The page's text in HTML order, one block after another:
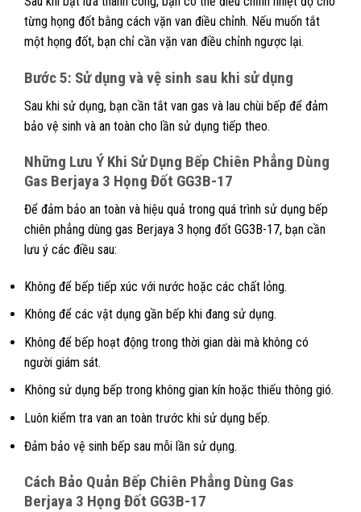
từng họng đốt bằng cách vặn van điều chỉnh. Nếu muốn tắt
một họng đốt, bạn chỉ cần vặn van điều chỉnh ngược lại.
Bước 5: Sử dụng và vệ sinh sau khi sử dụng
Sau khi sử dụng, bạn cần tắt van gas và lau chùi bếp để đảm
bảo vệ sinh và an toàn cho lần sử dụng tiếp theo.
Những Lưu Ý Khi Sử Dụng Bếp Chiên Phẳng Dùng
Gas Berjaya 3 Họng Đốt GG3B-17
Để đảm bảo an toàn và hiệu quả trong quá trình sử dụng bếp
chiên phẳng dùng gas Berjaya 3 họng đốt GG3B-17, bạn cần
lưu ý các điều sau:
Không để bếp tiếp xúc với nước hoặc các chất lỏng.
Không để các vật dụng gần bếp khi đang sử dụng.
Không để bếp hoạt động trong thời gian dài mà không có
người giám sát.
Không sử dụng bếp trong không gian kín hoặc thiếu thông gió.
Luôn kiểm tra van an toàn trước khi sử dụng bếp.
Đảm bảo vệ sinh bếp sau mỗi lần sử dụng.
Cách Bảo Quản Bếp Chiên Phẳng Dùng Gas
Berjaya 3 Họng Đốt GG3B-17